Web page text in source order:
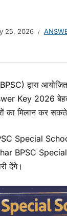
25, 2026
द्वारा
Key 2026
का मिलान कर
Special
BPSC
देंगे।